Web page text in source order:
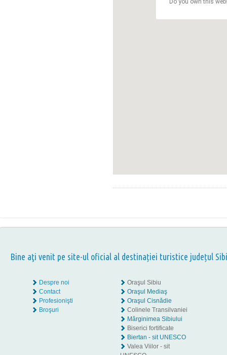
Do you own this
Bine aţi venit pe site-ul oficial al destinației turistice județul
Despre noi
Contact
Profesionişti
Broşuri
Oraşul Sibiu
Oraşul Mediaş
Oraşul Cisnădie
Colinele Transilvaniei
Mărginimea Sibiului
Biserici fortificate
Biertan - sit UNESCO
Valea Viilor - sit